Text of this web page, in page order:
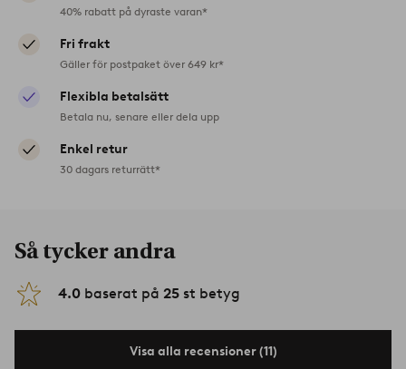
40% rabatt på dyraste varan*
Fri frakt
Gäller för postpaket över 649 kr*
Flexibla betalsätt
Betala nu, senare eller dela upp
Enkel retur
30 dagars returrätt*
Så tycker andra
4.0 baserat på 25 st betyg
Visa alla recensioner (11)